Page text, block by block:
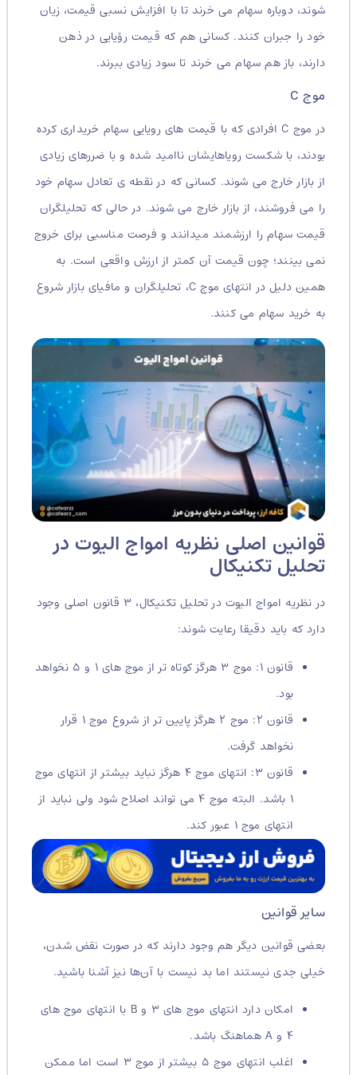
شوند، دوباره سهام می خرند تا با افزایش نسبی قیمت، زیان
خود را جبران کنند. کسانی هم که قیمت رؤیایی در ذهن
دارند، باز هم سهام می خرند تا سود زیادی ببرند.
موج C
در موج C افرادی که با قیمت های رویایی سهام خریداری کرده
بودند، با شکست رویاهایشان ناامید شده و با ضررهای زیادی
از بازار خارج می شوند. کسانی که در نقطه ی تعادل سهام خود
را می فروشند، از بازار خارج می شوند. در حالی که تحلیلگران
قیمت سهام را ارزشمند میدانند و فرصت مناسبی برای خروج
نمی بینند؛ چون قیمت آن کمتر از ارزش واقعی است. به
همین دلیل در انتهای موج C، تحلیلگران و مافیای بازار شروع
به خرید سهام می کنند.
قوانین اصلی نظریه امواج الیوت در
تحلیل تکنیکال
در نظریه امواج الیوت در تحلیل تکنیکال، ۳ قانون اصلی وجود
دارد که باید دقیقا رعایت شوند:
قانون ۱: موج ۳ هرگز کوتاه تر از موج های ۱ و ۵ نخواهد
قانون ۲: موج ۲ هرگز پایین تر از شروع موج ۱ قرار
نخواهد گرفت.
قانون ۳: انتهای موج ۴ هرگز نباید بیشتر از انتهای موج
۱ باشد. البته موج ۴ می تواند اصلاح شود ولی نباید از
انتهای موج ۱ عبور کند.
سایر قوانین
بعضی قوانین دیگر هم وجود دارند که در صورت نقض شدن،
خیلی جدی نیستند اما بد نیست با آن‌ها نیز آشنا باشید.
امکان دارد انتهای موج های ۳ و B با انتهای موج های
اغلب انتهای موج ۵ بیشتر از موج ۳ است اما ممکن